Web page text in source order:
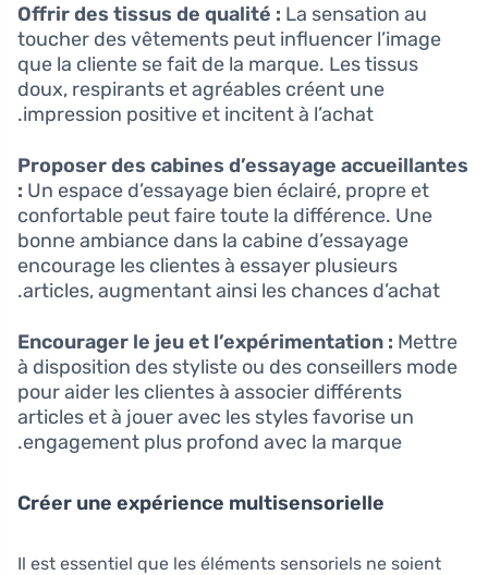
Offrir des tissus de qualité : La sensation au
toucher des vêtements peut influencer l’image
que la cliente se fait de la marque. Les tissus
doux, respirants et agréables créent une
impression positive et incitent à l’achat.
Proposer des cabines d’essayage accueillantes
: Un espace d’essayage bien éclairé, propre et
confortable peut faire toute la différence. Une
bonne ambiance dans la cabine d’essayage
encourage les clientes à essayer plusieurs
articles, augmentant ainsi les chances d’achat.
Encourager le jeu et l’expérimentation : Mettre
à disposition des styliste ou des conseillers mode
pour aider les clientes à associer différents
articles et à jouer avec les styles favorise un
engagement plus profond avec la marque.
Créer une expérience multisensorielle
Il est essentiel que les éléments sensoriels ne soient